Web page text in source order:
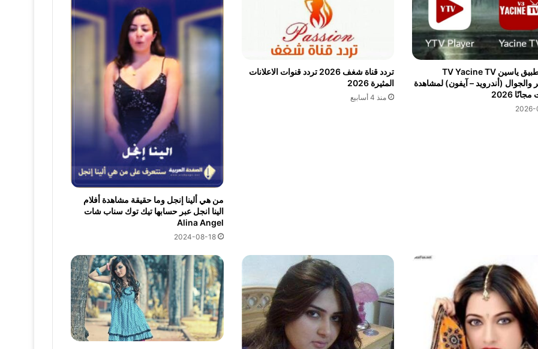
تحميل تطبيق ياسين TV Yacine TV
والجوال (أندرويد – آيفون) لمشاهدة
2026
تردد قناة شغف 2026 تردد قنوات الاعلانات
المثيرة 2026
منذ 4 أسابيع
من هي ألينا إنجل وما حقيقة مشاهدة أفلام
الينا انجل عبر حسابها تيك توك سناب شات
Alina Angel
2024-08-18